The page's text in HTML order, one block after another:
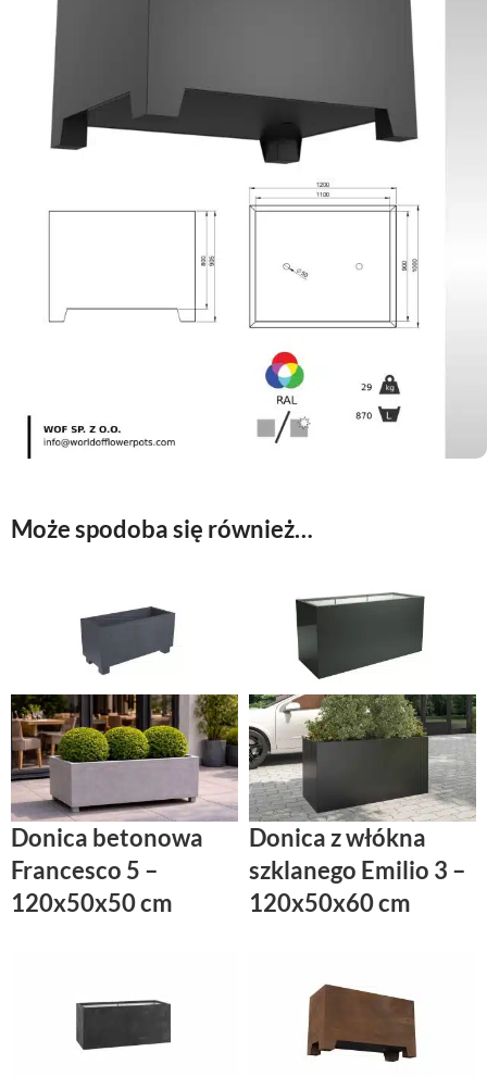
Może spodoba się również…
Donica betonowa
Francesco 5 –
120x50x50 cm
Donica z włókna
szklanego Emilio 3 –
120x50x60 cm